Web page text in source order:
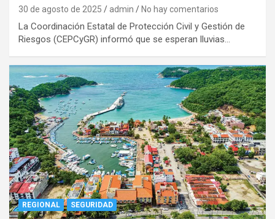
30 de agosto de 2025 admin No hay comentarios
La Coordinación Estatal de Protección Civil y Gestión de
Riesgos (CEPCyGR) informó que se esperan lluvias…
REGIONAL SEGURIDAD